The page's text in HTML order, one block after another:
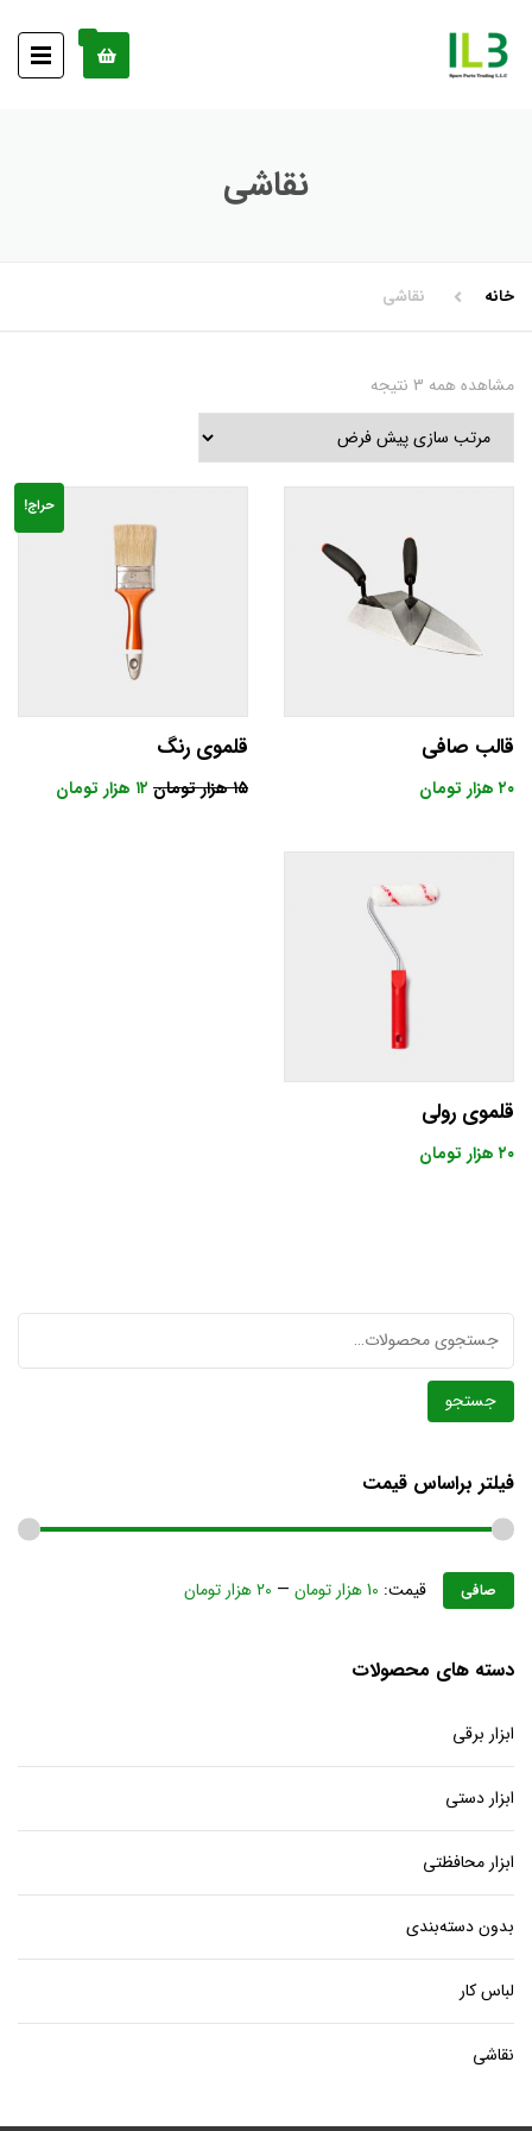
0
نقاشی
خانه نقاشی
مشاهده همه 3 نتیجه
قالب صافی
۲۰ هزار تومان
حراج!
قلموی رنگ
۱۵هزار تومان ۱۲ هزار تومان
قلموی رولی
۲۰ هزار تومان
جستجو
برای:
جستجو
فیلتر براساس قیمت
صافی قيمت: 10 هزار تومان — 20 هزار تومان
دسته های محصولات
ابزار برقی
ابزار دستی
ابزار محافظتی
بدون دسته‌بندی
لباس کار
نقاشی